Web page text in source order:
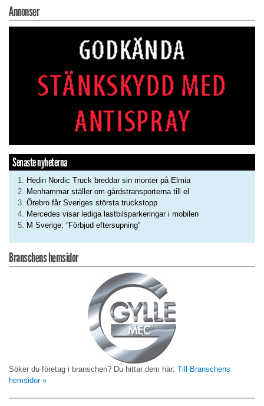
Annonser
Senaste nyheterna
Hedin Nordic Truck breddar sin monter på Elmia
Menhammar ställer om gårdstransporterna till el
Örebro får Sveriges största truckstopp
Mercedes visar lediga lastbilsparkeringar i mobilen
M Sverige: ”Förbjud eftersupning”
Branschens hemsidor
Söker du företag i branschen? Du hittar dem här: Till Branschens
hemsidor »